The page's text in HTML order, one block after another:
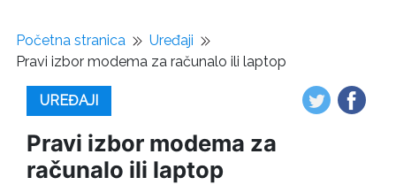
Početna stranica
Uređaji
Pravi izbor modema za računalo ili laptop
UREĐAJI
Pravi izbor modema za
računalo ili laptop